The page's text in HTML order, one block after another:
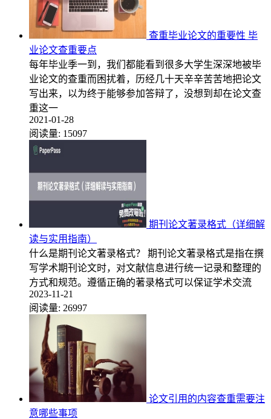
查重毕业论文的重要性 毕
业论文查重要点
每年毕业季一到，我们都能看到很多大学生深深地被毕
业论文的查重而困扰着，历经几十天辛辛苦苦地把论文
写出来，以为终于能够参加答辩了，没想到却在论文查
重这一
2021-01-28
阅读量: 15097
期刊论文著录格式（详细解
读与实用指南）
什么是期刊论文著录格式？ 期刊论文著录格式是指在撰
写学术期刊论文时，对文献信息进行统一记录和整理的
方式和规范。遵循正确的著录格式可以保证学术交流
2023-11-21
阅读量: 26997
论文引用的内容查重需要注
意哪些事项